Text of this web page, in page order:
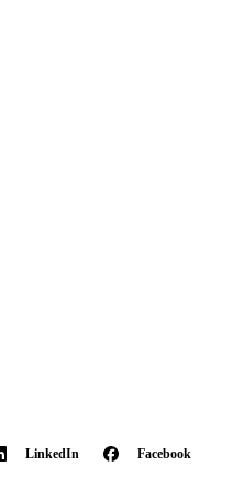
LinkedIn Facebook